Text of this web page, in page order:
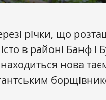
річки, що
в районі Банф і
нова